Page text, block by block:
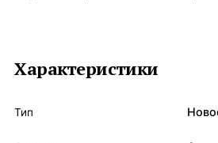
Характеристики
Тип